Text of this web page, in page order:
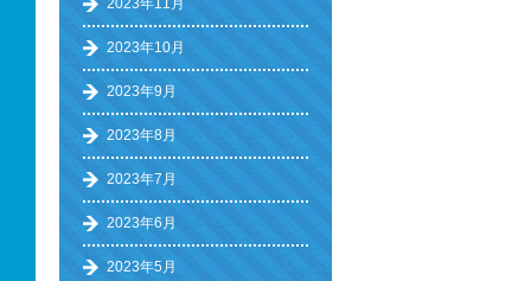
2023年11月
2023年10月
2023年9月
2023年8月
2023年7月
2023年6月
2023年5月